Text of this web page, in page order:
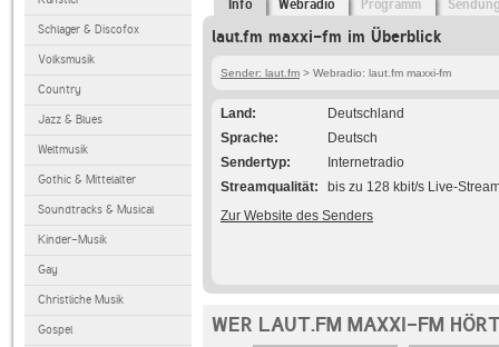
Schlager & Discofox
Volksmusik
Country
Jazz & Blues
Weltmusik
Gothic & Mittelalter
Soundtracks & Musical
Kinder-Musik
Gay
Christliche Musik
Gospel
Info Webradio Programm
laut.fm maxxi-fm im Überblick
Sender: laut.fm > Webradio: laut.fm maxxi-fm
Land
Deutschland
Sprache
Deutsch
Sendertyp
Internetradio
Streamqualität
bis zu 128 kbit/s Live-
Zur Website des Senders
WER LAUT.FM MAXXI-FM